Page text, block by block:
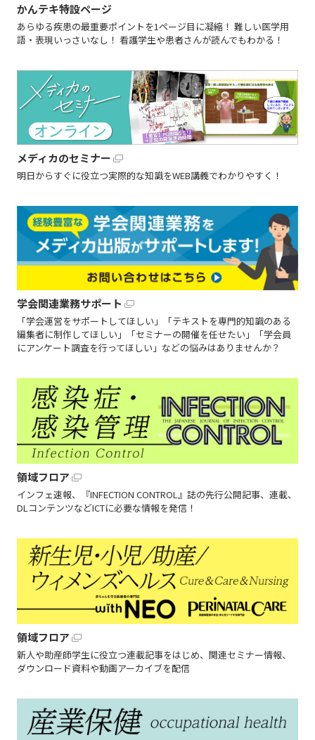
かんテキ特設ページ
あらゆる疾患の最重要ポイントを1ページ目に凝縮！ 難しい医学用
語・表現いっさいなし！ 看護学生や患者さんが読んでもわかる！
メディカのセミナー
明日からすぐに役立つ実際的な知識をWEB講義でわかりやすく！
学会関連業務サポート
「学会運営をサポートしてほしい」「テキストを専門的知識のある
編集者に制作してほしい」「セミナーの開催を任せたい」「学会員
にアンケート調査を行ってほしい」などの悩みはありませんか？
領域フロア
インフェ速報、『INFECTION CONTROL』誌の先行公開記事、連載、
DLコンテンツなどICTに必要な情報を発信！
領域フロア
新人や助産師学生に役立つ連載記事をはじめ、関連セミナー情報、
ダウンロード資料や動画アーカイブを配信